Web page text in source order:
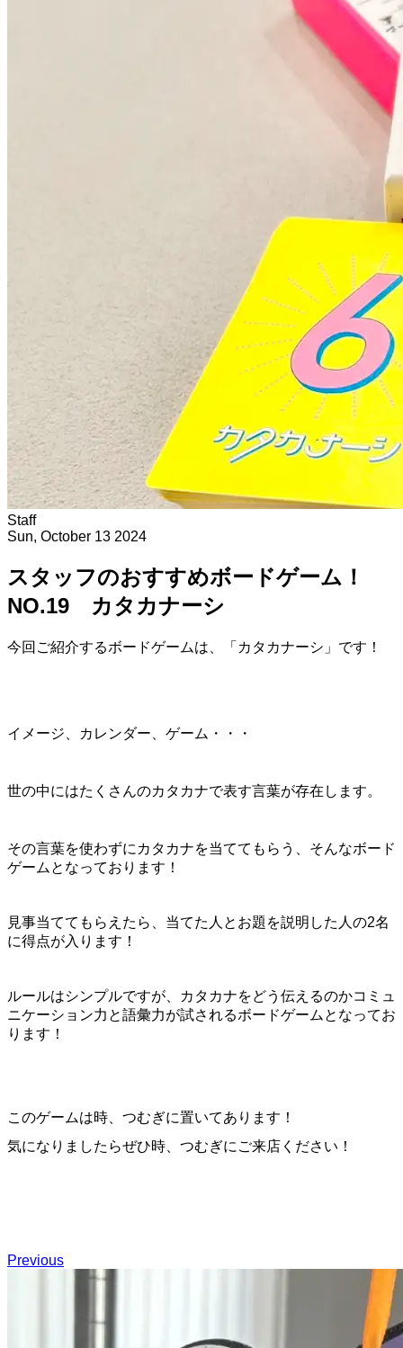
Staff
Sun, October 13 2024
スタッフのおすすめボードゲーム！
NO.19 カタカナーシ
今回ご紹介するボードゲームは、「カタカナーシ」です！
イメージ、カレンダー、ゲーム・・・
世の中にはたくさんのカタカナで表す言葉が存在します。
その言葉を使わずにカタカナを当ててもらう、そんなボード
ゲームとなっております！
見事当ててもらえたら、当てた人とお題を説明した人の2名
に得点が入ります！
ルールはシンプルですが、カタカナをどう伝えるのかコミュ
ニケーション力と語彙力が試されるボードゲームとなってお
ります！
このゲームは時、つむぎに置いてあります！
気になりましたらぜひ時、つむぎにご来店ください！
Previous